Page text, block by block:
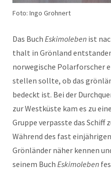
Foto: Ingo Grohnert
Das Buch Eski­moleben ist
thalt in Grön­land
nor­wegis­che Polar­forsch­er
stellen sollte, ob das
bedeckt ist. Bei der
zur West­küste kam es zu
Gruppe ver­passte das Schiff
Während des fast
Grön­län­der näher ken­nen
seinem Buch Eski­moleben